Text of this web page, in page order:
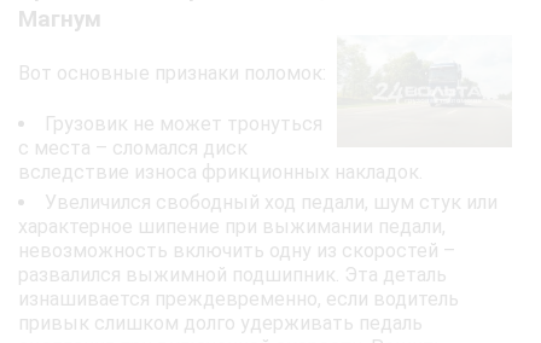
Магнум
Вот основные признаки поломок:
Грузовик не может тронуться
с места – сломался диск
вследствие износа фрикционных накладок.
Увеличился свободный ход педали, шум стук или
характерное шипение при выжимании педали,
невозможность включить одну из скоростей –
развалился выжимной подшипник. Эта деталь
изнашивается преждевременно, если водитель
привык слишком долго удерживать педаль